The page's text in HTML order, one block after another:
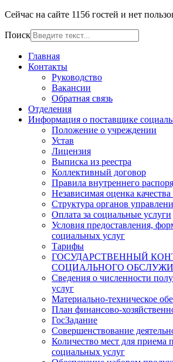
Сейчас на сайте 1156 гостей и нет
Поиск
Главная
Контакты
Руководство
Вакансии
Обратная связь
Отделения
Информация о поставщике
Положение о учреждении
Устав
Лицензия
Выписка из реестра
Коллективный договор
Правила внутреннего
Независимая оценка
Структура органов
Оплата за социальные услуги
Условия предоставления,
социальных услуг
Тарифы
ГОСУДАРСТВЕННЫЙ
СОЦИАЛЬНОГО
Сведения о численности
услуг
Материально-техническое
План финансово-
ГосЗадание
Совершенствование
Количество мест для приема
социальных услуг